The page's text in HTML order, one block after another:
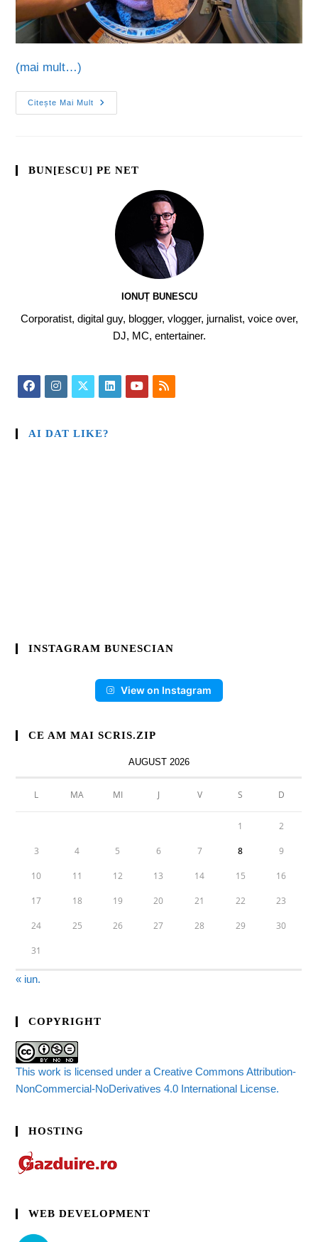
(mai mult…)
Citește Mai Mult
BUN[ESCU] PE NET
IONUȚ BUNESCU
Corporatist, digital guy, blogger, vlogger, jurnalist, voice over,
DJ, MC, entertainer.
AI DAT LIKE?
INSTAGRAM BUNESCIAN
View on Instagram
CE AM MAI SCRIS.ZIP
AUGUST 2026
L MA MI J V S D
1 2
3 4 5 6 7 8 9
10 11 12 13 14 15 16
17 18 19 20 21 22 23
24 25 26 27 28 29 30
31
« iun.
COPYRIGHT
This work is licensed under a Creative Commons Attribution-
NonCommercial-NoDerivatives 4.0 International License.
HOSTING
WEB DEVELOPMENT